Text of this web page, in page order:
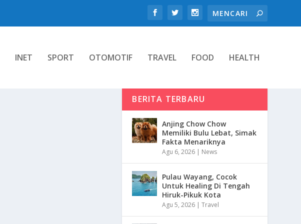
INET SPORT OTOMOTIF TRAVEL FOOD HEALTH
BERITA TERBARU
Anjing Chow Chow
Memiliki Bulu Lebat, Simak
Fakta Menariknya
Agu 6, 2026 | News
Pulau Wayang, Cocok
Untuk Healing Di Tengah
Hiruk-Pikuk Kota
Agu 5, 2026 |Travel